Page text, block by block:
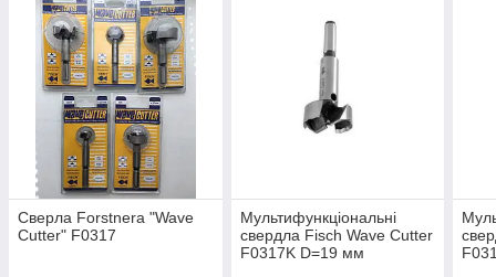
Сверла Forstnera "Wave
Cutter" F0317
Мультифункціональні
свердла Fisch Wave Cutter
F0317K D=19 мм